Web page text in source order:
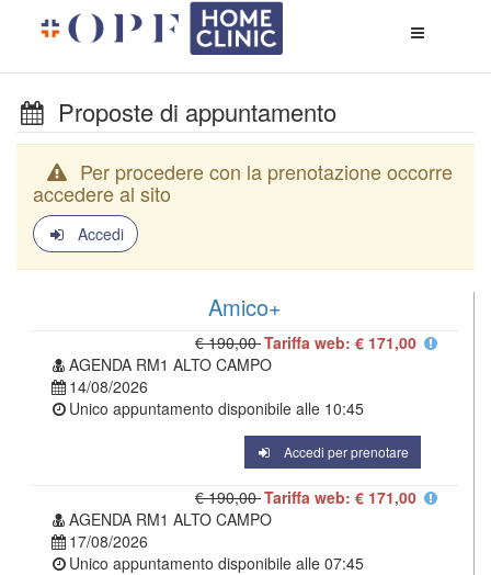
di
Proposte di appuntamento
Per procedere con la prenotazione occorre
accedere al sito
Accedi
Amico+
€ 190,00Tariffa web: € 171,00
AGENDA RM1 ALTO CAMPO
14/08/2026
Unico appuntamento disponibile alle 10:45
Accedi per prenotare
€ 190,00Tariffa web: € 171,00
AGENDA RM1 ALTO CAMPO
17/08/2026
Unico appuntamento disponibile alle 07:45